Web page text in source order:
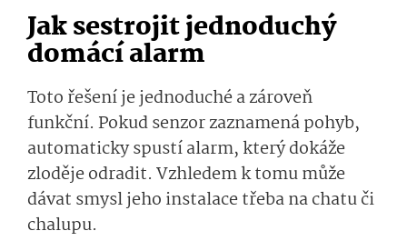
Jak sestrojit jednoduchý
domácí alarm
Toto řešení je jednoduché a zároveň
funkční. Pokud senzor zaznamená pohyb,
automaticky spustí alarm, který dokáže
zloděje odradit. Vzhledem k tomu může
dávat smysl jeho instalace třeba na chatu či
chalupu.